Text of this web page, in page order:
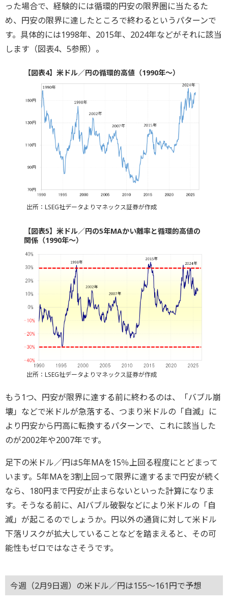
った場合で、経験的には循環的円安の限界圏に当たるた
め、円安の限界に達したところで終わるというパターンで
す。具体的には1998年、2015年、2024年などがそれに該当
します（図表4、5参照）。
【図表4】米ドル／円の循環的高値（1990年～）
出所：LSEG社データよりマネックス証券が作成
【図表5】米ドル／円の5年MAかい離率と循環的高値の
関係（1990年～）
出所：LSEG社データよりマネックス証券が作成
もう1つ、円安が限界に達する前に終わるのは、「バブル崩
壊」などで米ドルが急落する、つまり米ドルの「自滅」に
より円安から円高に転換するパターンで、これに該当した
のが2002年や2007年です。
足下の米ドル／円は5年MAを15％上回る程度にとどまって
います。5年MAを3割上回って限界に達するまで円安が続く
なら、180円まで円安が止まらないといった計算になりま
す。そうなる前に、AIバブル破裂などにより米ドルの「自
滅」が起こるのでしょうか。円以外の通貨に対して米ドル
下落リスクが拡大していることなどを踏まえると、その可
能性もゼロではなさそうです。
今週（2月9日週）の米ドル／円は155～161円で予想